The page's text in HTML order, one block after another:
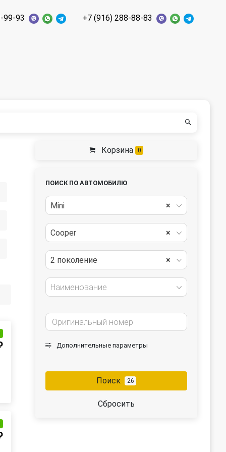
99-93 +7 (916) 288-88-83
Корзина 0
ПОИСК ПО АВТОМОБИЛЮ
×
Mini
×
Cooper
×
2 поколение
Наименование
Дополнительные параметры
Поиск 26
Сбросить